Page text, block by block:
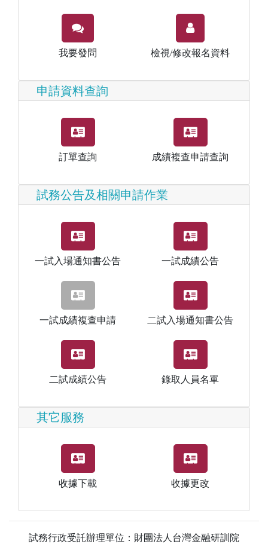
我要發問 檢視/修改報名資料
申請資料查詢
訂單查詢 成績複查申請查詢
試務公告及相關申請作業
一試入場通知書公告 一試成績公告
一試成績複查申請 二試入場通知書公告
二試成績公告 錄取人員名單
其它服務
收據下載 收據更改
試務行政受託辦理單位：財團法人台灣金融研訓院